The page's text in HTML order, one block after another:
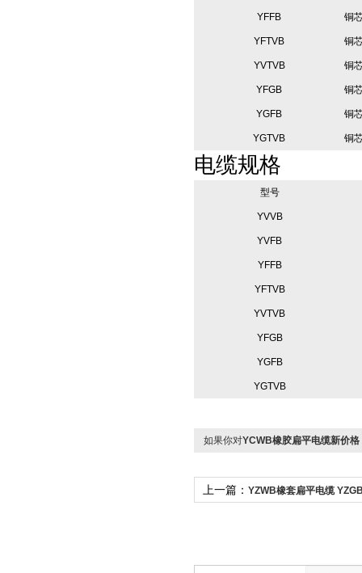
YFFB 铜
YFTVB 铜
YVTVB 铜
YFGB 铜
YGFB 铜
YGTVB 铜
电缆规格
型号
YVVB
YVFB
YFFB
YFTVB
YVTVB
YFGB
YGFB
YGTVB
如果你对YCWB橡胶扁平电缆新价
上一篇： YZWB橡套扁平电缆